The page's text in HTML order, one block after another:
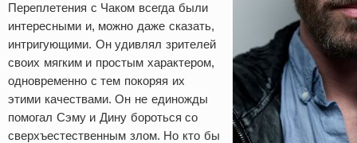
Переплетения с Чаком всегда были
интересными и, можно даже сказать,
интригующими. Он удивлял зрителей
своих мягким и простым характером,
одновременно с тем покоряя их
этими качествами. Он не единожды
помогал Сэму и Дину бороться со
сверхъестественным злом. Но кто бы